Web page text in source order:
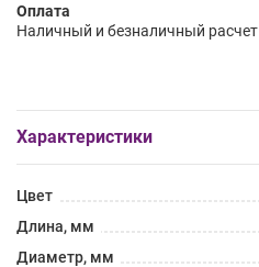
Оплата
Наличный и безналичный расчет
Характеристики
Цвет
Длина, мм
Диаметр, мм